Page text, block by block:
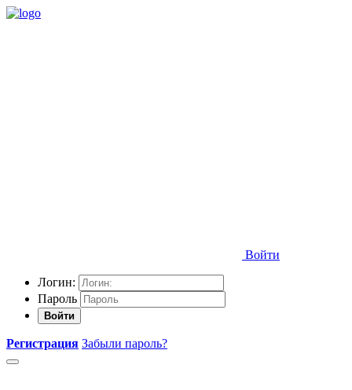
Войти
Логин:
Пароль
Войти
Регистрация Забыли пароль?